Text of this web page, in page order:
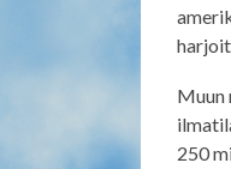
Muun
250